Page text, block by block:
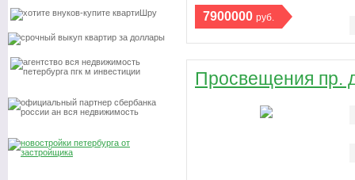
7900000 руб.
Просвещения пр.